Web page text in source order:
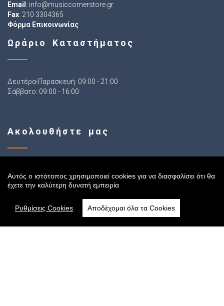
Email : info@musiccornerstore.gr
Fax: 210 3304365
Φόρμα Επικοινωνίας
Ωράριο Καταστήματος
Δευτέρα-Παρασκευή: 09:00 - 21:00
Σάββατο: 09:00 - 16:00
Ακολουθήστε μας
Sitemap
Αυτός ο ιστότοπος χρησιμοποιεί cookies για να διασφαλίσει ότι θα
έχετε την καλύτερη δυνατή εμπειρία
Ρυθμίσεις Cookies Αποδέχομαι όλα τα Cookies